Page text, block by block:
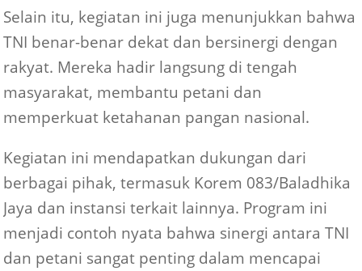
Selain itu, kegiatan ini juga menunjukkan bahwa
TNI benar-benar dekat dan bersinergi dengan
rakyat. Mereka hadir langsung di tengah
masyarakat, membantu petani dan
memperkuat ketahanan pangan nasional.
Kegiatan ini mendapatkan dukungan dari
berbagai pihak, termasuk Korem 083/Baladhika
Jaya dan instansi terkait lainnya. Program ini
menjadi contoh nyata bahwa sinergi antara TNI
dan petani sangat penting dalam mencapai